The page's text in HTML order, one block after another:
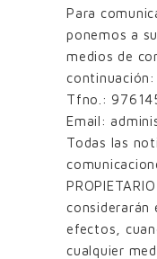
Para
ponemos a
medios de
continuación:
Tfno.:
Email:
Todas las
considerarán
efectos,
cualquier